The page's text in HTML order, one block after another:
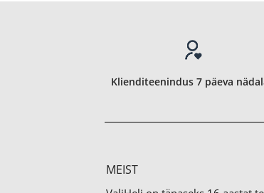
Klienditeenindus 7 päeva
MEIST